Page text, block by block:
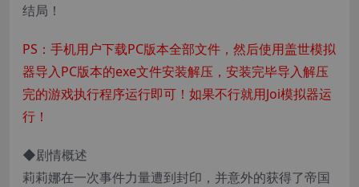
结局！
PS：手机用户下载PC版本全部文件，然后使用盖世模拟
器导入PC版本的exe文件安装解压，安装完毕导入解压
完的游戏执行程序运行即可！如果不行就用Joi模拟器运
行！
◆剧情概述
莉莉娜在一次事件力量遭到封印，并意外的获得了帝国